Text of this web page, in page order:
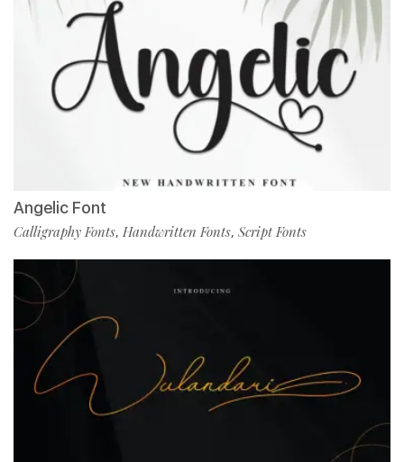
Angelic Font
Calligraphy Fonts, Handwritten Fonts, Script Fonts